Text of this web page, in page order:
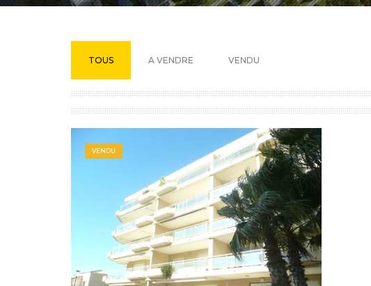
TOUS A VENDRE VENDU
VENDU